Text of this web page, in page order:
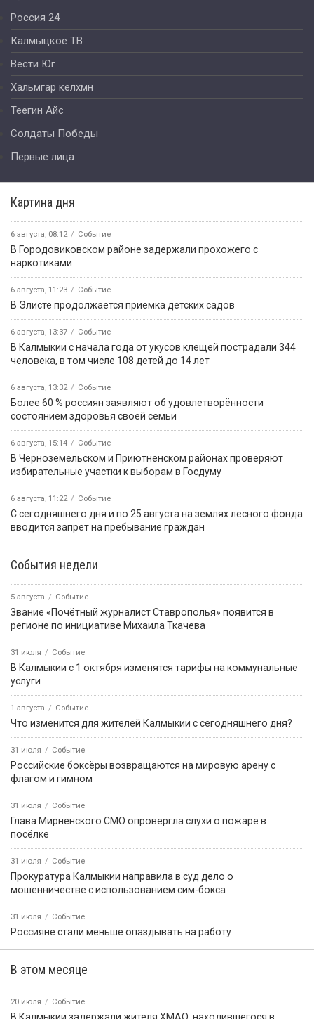
Россия 24
Калмыцкое ТВ
Вести Юг
Хальмгар келхмн
Теегин Айс
Солдаты Победы
Первые лица
Картина дня
6 августа, 08:12 Событие
В Городовиковском районе задержали прохожего с
наркотиками
6 августа, 11:23 Событие
В Элисте продолжается приемка детских садов
6 августа, 13:37 Событие
В Калмыкии с начала года от укусов клещей пострадали 344
человека, в том числе 108 детей до 14 лет
6 августа, 13:32 Событие
Более 60 % россиян заявляют об удовлетворённости
состоянием здоровья своей семьи
6 августа, 15:14 Событие
В Черноземельском и Приютненском районах проверяют
избирательные участки к выборам в Госдуму
6 августа, 11:22 Событие
С сегодняшнего дня и по 25 августа на землях лесного фонда
вводится запрет на пребывание граждан
События недели
5 августа Событие
Звание «Почётный журналист Ставрополья» появится в
регионе по инициативе Михаила Ткачева
31 июля Событие
В Калмыкии с 1 октября изменятся тарифы на коммунальные
услуги
1 августа Событие
Что изменится для жителей Калмыкии с сегодняшнего дня?
31 июля Событие
Российские боксёры возвращаются на мировую арену с
флагом и гимном
31 июля Событие
Глава Мирненского СМО опровергла слухи о пожаре в
посёлке
31 июля Событие
Прокуратура Калмыкии направила в суд дело о
мошенничестве с использованием сим-бокса
31 июля Событие
Россияне стали меньше опаздывать на работу
В этом месяце
20 июля Событие